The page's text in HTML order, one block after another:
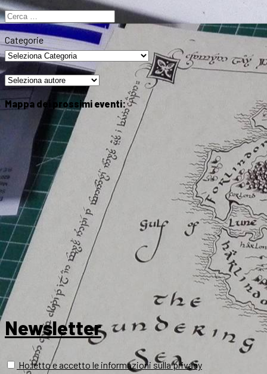
Ricerca
per:
Categorie
Mappa dei prossimi eventi:
Newsletter
Ho letto e accetto le informazioni sulla privacy